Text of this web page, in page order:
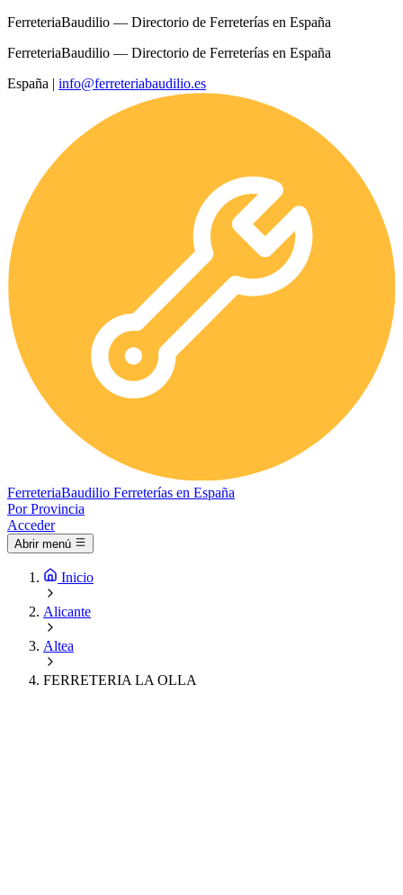
FerreteriaBaudilio — Directorio de Ferreterías en España
FerreteriaBaudilio — Directorio de Ferreterías en España
España | info@ferreteriabaudilio.es
FerreteriaBaudilio Ferreterías en España
Por Provincia
Acceder
Abrir menú
Inicio
Alicante
Altea
FERRETERIA LA OLLA